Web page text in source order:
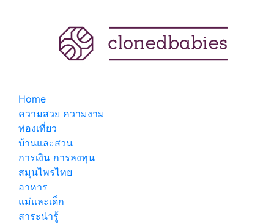
Home
ความสวย ความงาม
ท่องเที่ยว
บ้านและสวน
การเงิน การลงทุน
สมุนไพรไทย
อาหาร
แม่และเด็ก
สาระน่ารู้